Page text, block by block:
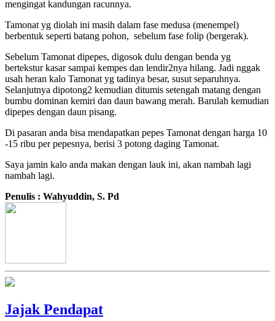
mengingat kandungan racunnya.
Tamonat yg diolah ini masih dalam fase medusa (menempel)
berbentuk seperti batang pohon, sebelum fase folip (bergerak).
Sebelum Tamonat dipepes, digosok dulu dengan benda yg
bertekstur kasar sampai kempes dan lendir2nya hilang. Jadi nggak
usah heran kalo Tamonat yg tadinya besar, susut separuhnya.
Selanjutnya dipotong2 kemudian ditumis setengah matang dengan
bumbu dominan kemiri dan daun bawang merah. Barulah kemudian
dipepes dengan daun pisang.
Di pasaran anda bisa mendapatkan pepes Tamonat dengan harga 10
-15 ribu per pepesnya, berisi 3 potong daging Tamonat.
Saya jamin kalo anda makan dengan lauk ini, akan nambah lagi
nambah lagi.
Penulis : Wahyuddin, S. Pd
Jajak Pendapat